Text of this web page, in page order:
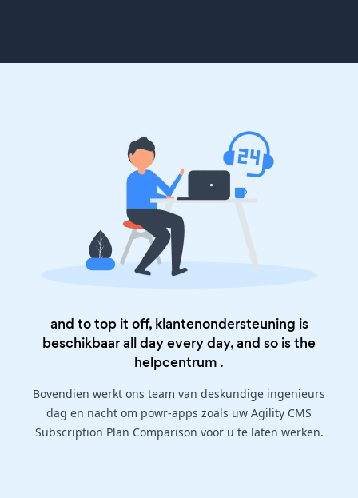
and to top it off, klantenondersteuning is
beschikbaar all day every day, and so is the
helpcentrum .
Bovendien werkt ons team van deskundige ingenieurs
dag en nacht om powr-apps zoals uw Agility CMS
Subscription Plan Comparison voor u te laten werken.